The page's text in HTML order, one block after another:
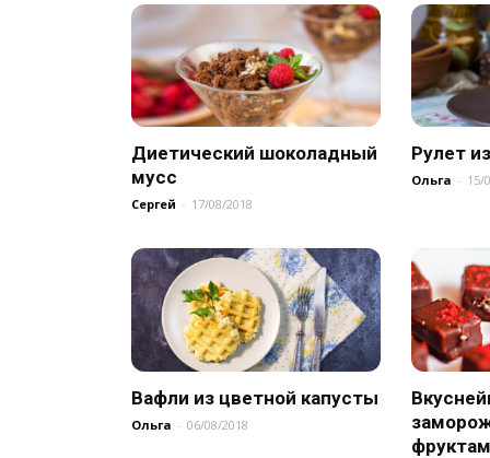
Диетический шоколадный
мусс
Сергей - 17/08/2018
Рулет
Ольга - 15/
Вафли из цветной капусты
Ольга - 06/08/2018